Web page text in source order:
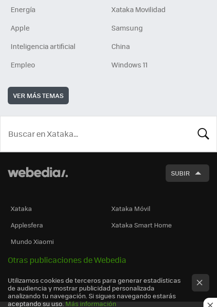
Energía
Xataka Movilidad
Apple
Samsung
Inteligencia artificial
China
Empleo
Windows 11
VER MÁS TEMAS
SUBIR
Xataka
Xataka Móvil
Applesfera
Xataka Smart Home
Mundo Xiaomi
Otras publicaciones de Webedia
Utilizamos cookies de terceros para generar estadísticas
de audiencia y mostrar publicidad personalizada
analizando tu navegación. Si sigues navegando estarás
aceptando su uso. Más información